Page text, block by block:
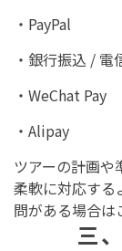
・PayPal
・銀行振込 / 電
・WeChat Pay
・Alipay
ツアーの計画や
柔軟に対応する
問がある場合は
三